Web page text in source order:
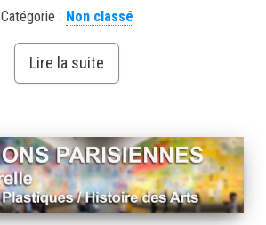
Catégorie : Non classé
Lire la suite